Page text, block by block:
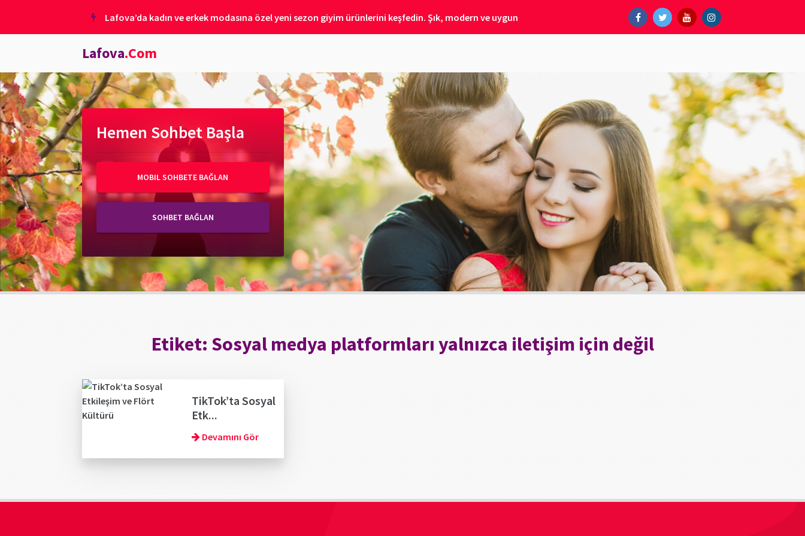
Lafova’da kadın ve erkek modasına özel yeni sezon giyim ürünlerini keşfedin. Şık, modern ve uygun
Lafova.Com
Hemen Sohbet Başla
MOBIL SOHBETE BAĞLAN
SOHBET BAĞLAN
Etiket: Sosyal medya platformları yalnızca iletişim için değil
TikTok’ta Sosyal
Etk...
Devamını Gör